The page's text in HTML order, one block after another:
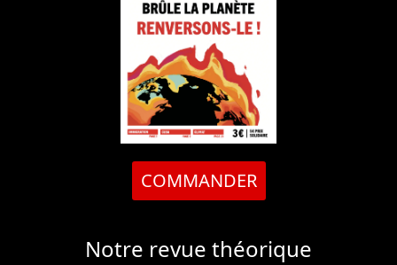
COMMANDER
Notre revue théorique